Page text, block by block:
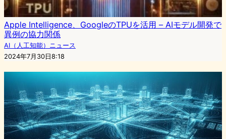
Apple Intelligence、GoogleのTPUを活用 – AIモデル開発で
異例の協力関係
AI（人工知能）ニュース
2024年7月30日8:18